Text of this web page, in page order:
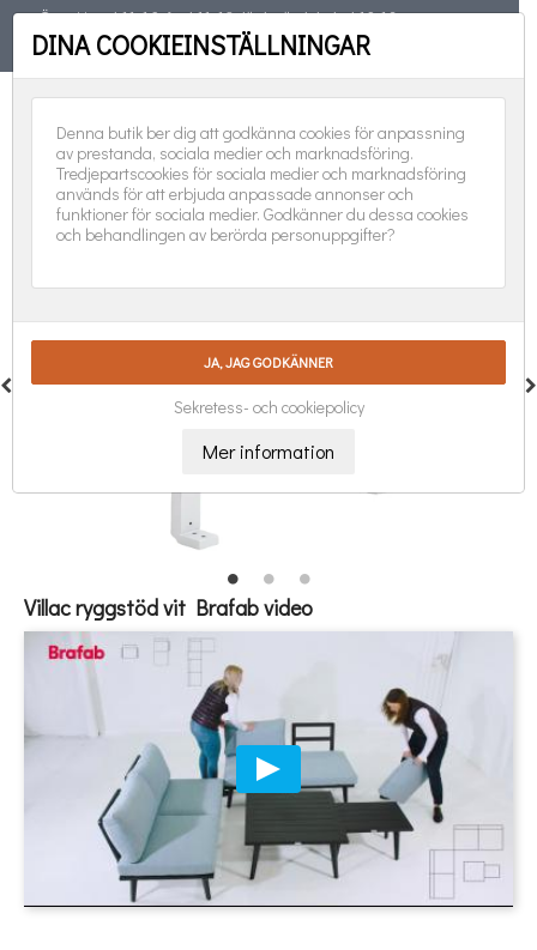
Öppet torsd 11-19, fred 11-18, lörd, sönd, helgd 10-16
TELEFON 08-551 501 31 FÖLJ OSS:
Villac ryggstöd vit Brafab video
DINA COOKIEINSTÄLLNINGAR
Denna butik ber dig att godkänna cookies för anpassning
av prestanda, sociala medier och marknadsföring.
Tredjepartscookies för sociala medier och marknadsföring
används för att erbjuda anpassade annonser och
funktioner för sociala medier. Godkänner du dessa cookies
och behandlingen av berörda personuppgifter?
Sekretess- och cookiepolicy